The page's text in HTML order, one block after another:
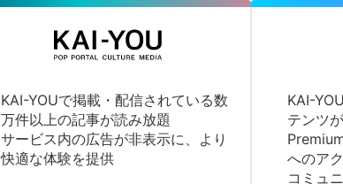
KAI-YOUで掲載・配信されている数
万件以上の記事が読み放題
サービス内の広告が非表示に、より
快適な体験を提供
KAI-
テンツ
へのア
コミュ